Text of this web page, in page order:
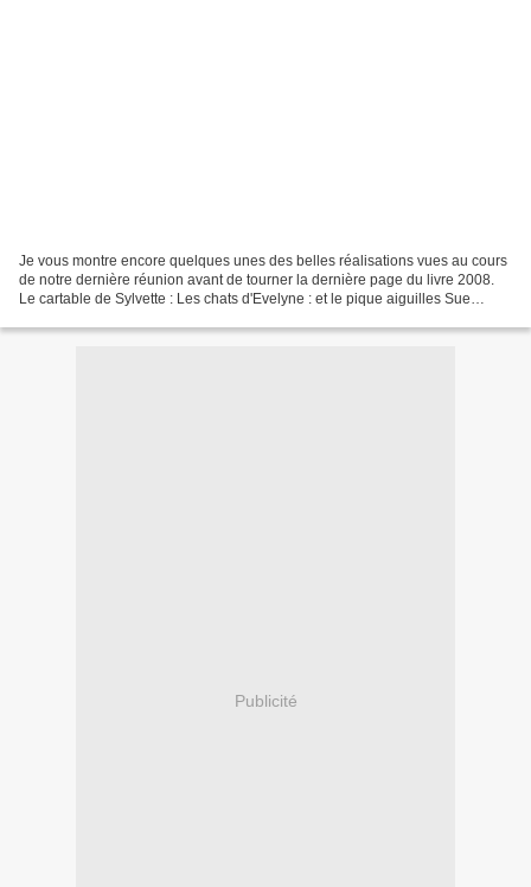
Je vous montre encore quelques unes des belles réalisations vues au cours
de notre dernière réunion avant de tourner la dernière page du livre 2008.
Le cartable de Sylvette : Les chats d'Evelyne : et le pique aiguilles Sue
Publicité